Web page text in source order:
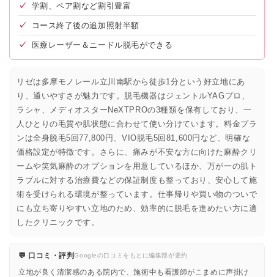
✓ 学割、ペア割など割引豊富
✓ コース終了後の追加照射半額
✓ 医療レーザー＆ニードル脱毛ができる
リゼは多摩モノレール立川南駅から徒歩1分という好立地にあ
り、通いやすさが魅力です。脱毛機器はジェントルYAGプロ、
ラシャ、メディオスターNeXTPROの3種類を保有しており、一
人ひとりの毛質や肌状態に合わせて使い分けています。料金プラ
ンは全身脱毛5回77,800円、VIO脱毛5回81,600円など、明確な
価格設定が特徴です。さらに、痛みが不安な方に向けた麻酔クリ
ームや笑気麻酔のオプションを用意しているほか、万が一の肌ト
ラブルに対する治療費などの保証制度も整っており、安心して施
術を受けられる環境が整っています。仕事帰りや買い物のついで
にも立ち寄りやすい立地のため、効率的に脱毛を進めたい方に適
したクリニックです。
💬 口コミ・評判Googleの口コミをもとに編集部が要約
立地が良く清潔感のある院内で、施術中も看護師がこまめに声掛け